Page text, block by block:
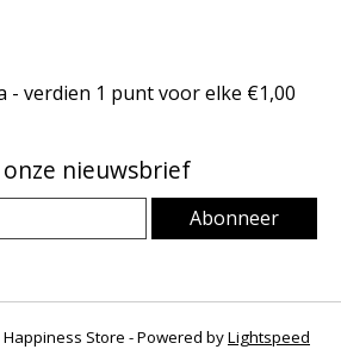
- verdien 1 punt voor elke €1,00
nieuwsbrief
Abonneer
Store - Powered byLightspeed